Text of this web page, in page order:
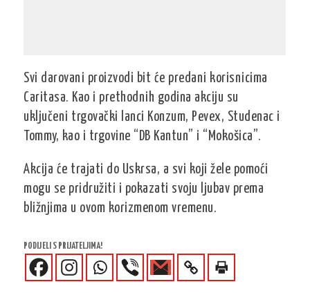
Svi darovani proizvodi bit će predani korisnicima
Caritasa. Kao i prethodnih godina akciju su
uključeni trgovački lanci Konzum, Pevex, Studenac i
Tommy, kao i trgovine “DB Kantun” i “Mokošica”.
Akcija će trajati do Uskrsa, a svi koji žele pomoći
mogu se pridružiti i pokazati svoju ljubav prema
bližnjima u ovom korizmenom vremenu.
PODIJELI S PRIJATELJIMA!